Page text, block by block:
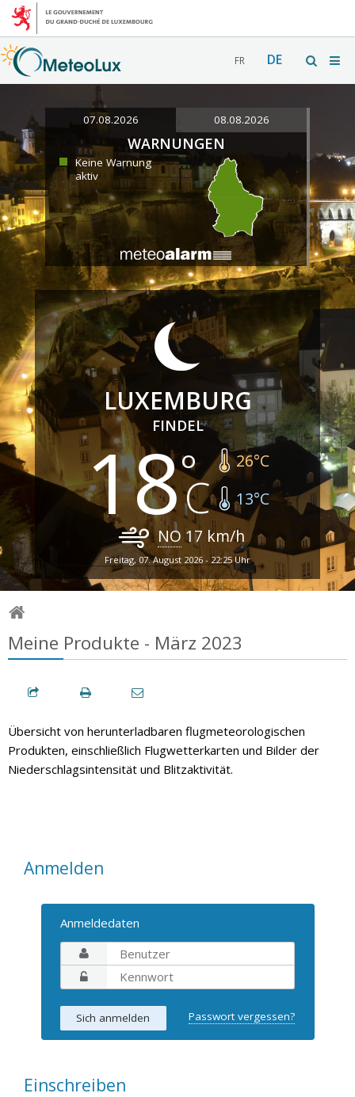
FR DE
07.08.2026 08.08.2026
WARNUNGEN
Keine Warnung
aktiv
LUXEMBURG
FINDEL
18 26°C
13°C
NO 17 km/h
Freitag, 07. August 2026 - 22:25 Uhr
Meine Produkte - März 2023
Übersicht von herunterladbaren flugmeteorologischen
Produkten, einschließlich Flugwetterkarten und Bilder der
Niederschlagsintensität und Blitzaktivität.
Anmelden
Anmeldedaten
Passwort vergessen?
Einschreiben